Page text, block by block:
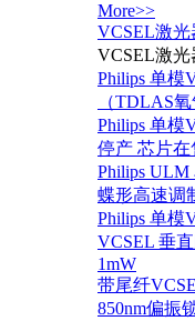
More>>
VCSEL激光
VCSEL激光
Philips 单模
（TDLAS
Philips 单模
停产 芯片在
Philips ULM
蝶形高速调
Philips 单模
VCSEL 垂
1mW
带尾纤
850nm偏振